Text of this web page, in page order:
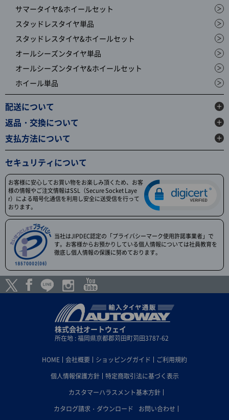
サマータイヤ&ホイールセット
スタッドレスタイヤ単品
スタッドレスタイヤ&ホイールセット
オールシーズンタイヤ単品
オールシーズンタイヤ&ホイールセット
ホイール単品
配送について
返品・交換について
支払方法について
セキュリティについて
お客様に安心してお買い物をお楽しみ頂くため、お客
様の情報やご注文情報はSSL（Secure Socket Laye
r）による暗号化通信を利用し安全に送受信を行って
おります。
当社はJIPDEC認定の「プライバシーマーク使用許諾事業者」で
す。お客様からお預かりしている個人情報については社員教育を
徹底し個人情報の保護に努めております。
株式会社オートウェイ
所在地 : 福岡県京都郡苅田町苅田3787-62
HOME 会社概要 ショッピングガイド
ご利用規約
個人情報保護方針
特定商取引法に基づく表示
カスタマーハラスメント基本方針
カタログ請求・ダウンロード
お問い合わせ